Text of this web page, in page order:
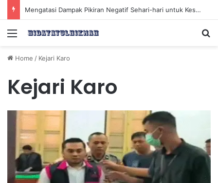
Mengatasi Dampak Pikiran Negatif Sehari-hari untuk Kesehatan Mental yang Lebih Baik
Menu
Home / Kejari Karo
Kejari Karo